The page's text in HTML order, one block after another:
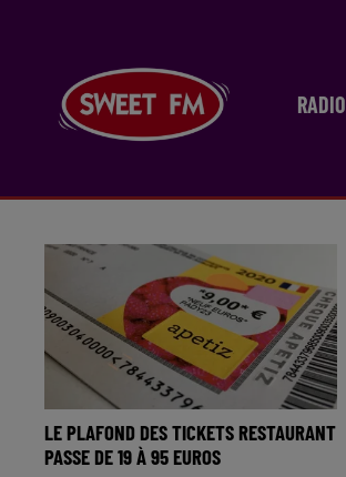
RADIO
LE PLAFOND DES TICKETS RESTAURANT
PASSE DE 19 À 95 EUROS